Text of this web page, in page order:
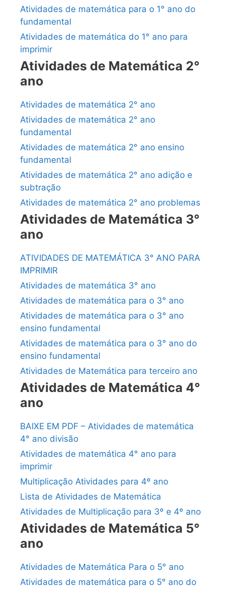
Atividades de matemática para o 1° ano do
fundamental
Atividades de matemática do 1° ano para
imprimir
Atividades de Matemática 2°
ano
Atividades de matemática 2° ano
Atividades de matemática 2° ano
fundamental
Atividades de matemática 2° ano ensino
fundamental
Atividades de matemática 2° ano adição e
subtração
Atividades de matemática 2° ano problemas
Atividades de Matemática 3°
ano
ATIVIDADES DE MATEMÁTICA 3° ANO PARA
IMPRIMIR
Atividades de matemática 3° ano
Atividades de matemática para o 3° ano
Atividades de matemática para o 3° ano
ensino fundamental
Atividades de matemática para o 3° ano do
ensino fundamental
Atividades de Matemática para terceiro ano
Atividades de Matemática 4°
ano
BAIXE EM PDF – Atividades de matemática
4° ano divisão
Atividades de matemática 4° ano para
imprimir
Multiplicação Atividades para 4º ano
Lista de Atividades de Matemática
Atividades de Multiplicação para 3º e 4º ano
Atividades de Matemática 5°
ano
Atividades de Matemática Para o 5° ano
Atividades de matemática para o 5° ano do